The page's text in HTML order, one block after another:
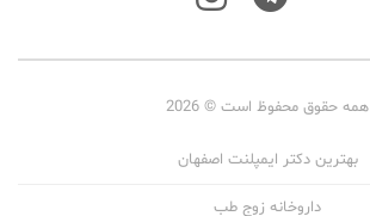
همه حقوق محفوظ است © 2026
بهترین دکتر ایمپلنت اصفهان
داروخانه زوج طب